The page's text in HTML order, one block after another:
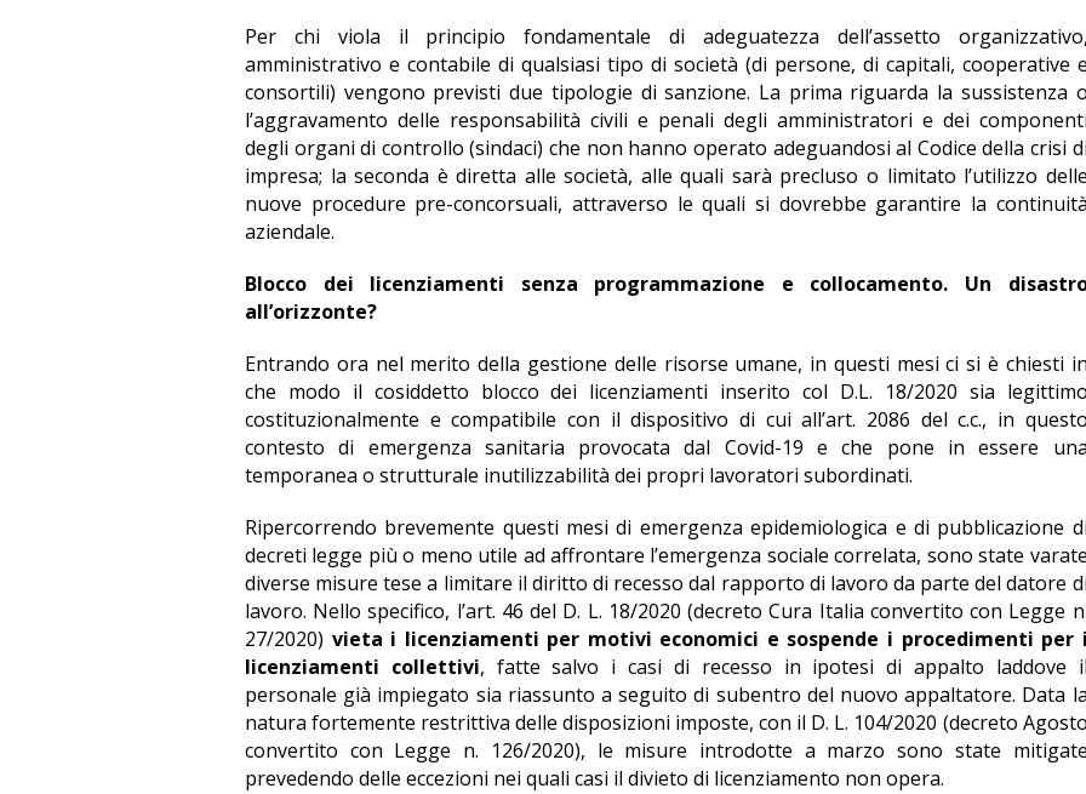
Per chi viola il principio fondamentale di adeguatezza dell’assetto organizzativo,
amministrativo e contabile di qualsiasi tipo di società (di persone, di capitali, cooperative e
consortili) vengono previsti due tipologie di sanzione. La prima riguarda la sussistenza o
l’aggravamento delle responsabilità civili e penali degli amministratori e dei componenti
degli organi di controllo (sindaci) che non hanno operato adeguandosi al Codice della crisi di
impresa; la seconda è diretta alle società, alle quali sarà precluso o limitato l’utilizzo delle
nuove procedure pre-concorsuali, attraverso le quali si dovrebbe garantire la continuità
aziendale.
Blocco dei licenziamenti senza programmazione e collocamento. Un
all’orizzonte?
Entrando ora nel merito della gestione delle risorse umane, in questi mesi ci si è chiesti in
che modo il cosiddetto blocco dei licenziamenti inserito col D.L. 18/2020 sia legittimo
costituzionalmente e compatibile con il dispositivo di cui all’art. 2086 del c.c., in questo
contesto di emergenza sanitaria provocata dal Covid-19 e che pone in essere una
temporanea o strutturale inutilizzabilità dei propri lavoratori subordinati.
Ripercorrendo brevemente questi mesi di emergenza epidemiologica e di pubblicazione di
decreti legge più o meno utile ad affrontare l’emergenza sociale correlata, sono state varate
diverse misure tese a limitare il diritto di recesso dal rapporto di lavoro da parte del datore di
lavoro. Nello specifico, l’art. 46 del D. L. 18/2020 (decreto Cura Italia convertito con Legge n.
27/2020) vieta i licenziamenti per motivi economici e sospende i procedimenti per i
licenziamenti collettivi, fatte salvo i casi di recesso in ipotesi di appalto laddove il
personale già impiegato sia riassunto a seguito di subentro del nuovo appaltatore. Data la
natura fortemente restrittiva delle disposizioni imposte, con il D. L. 104/2020 (decreto Agosto
convertito con Legge n. 126/2020), le misure introdotte a marzo sono state mitigate
prevedendo delle eccezioni nei quali casi il divieto di licenziamento non opera.